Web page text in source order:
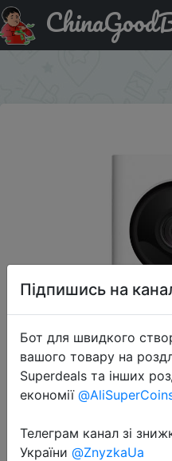
Купити на розпродажі
камера 1080P FHD.
2018-12-11
Підпишись на
Бот для швидкого
вашого товару на
Superdeals та інших
економії
Телеграм канал зі
України @ZnyzkaUa